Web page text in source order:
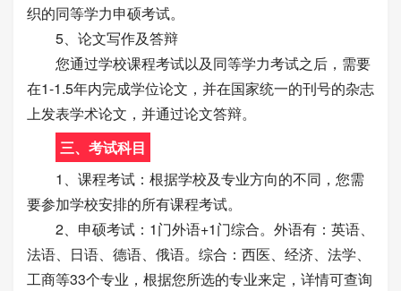
织的同等学力申硕考试。
5、论文写作及答辩
您通过学校课程考试以及同等学力考试之后，需要
在1-1.5年内完成学位论文，并在国家统一的刊号的杂志
上发表学术论文，并通过论文答辩。
三、考试科目
1、课程考试：根据学校及专业方向的不同，您需
要参加学校安排的所有课程考试。
2、申硕考试：1门外语+1门综合。外语有：英语、
法语、日语、德语、俄语。综合：西医、经济、法学、
工商等33个专业，根据您所选的专业来定，详情可查询